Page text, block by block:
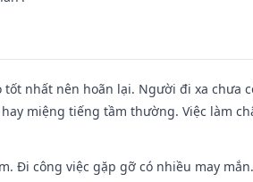
nhất nên hoãn lại. Người đi xa chưa
miệng tiếng tầm thường. Việc làm
Đi công việc gặp gỡ có nhiều may